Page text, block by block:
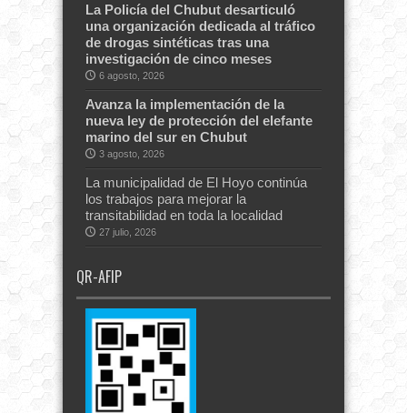
La Policía del Chubut desarticuló
una organización dedicada al tráfico
de drogas sintéticas tras una
investigación de cinco meses
6 agosto, 2026
Avanza la implementación de la
nueva ley de protección del elefante
marino del sur en Chubut
3 agosto, 2026
La municipalidad de El Hoyo continúa
los trabajos para mejorar la
transitabilidad en toda la localidad
27 julio, 2026
QR-AFIP